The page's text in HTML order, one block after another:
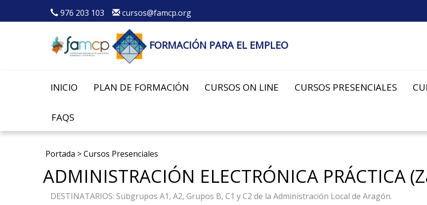
976 203 103 cursos@famcp.org
FORMACIÓN PARA EL EMPLEO
INICIO PLAN DE FORMACIÓN CURSOS ON LINE CURSOS PRESENCIALES
FAQS
Portada >Cursos Presenciales
ADMINISTRACIÓN ELECTRÓNICA PRÁCTICA
DESTINATARIOS: Subgrupos A1, A2, Grupos B, C1 y C2 de la Administración Local de Aragón.